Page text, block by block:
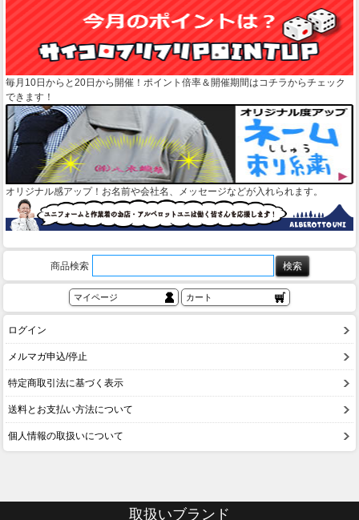
毎月10日からと20日から開催！ポイント倍率＆開催期間はコチラからチェック
できます！
オリジナル感アップ！お名前や会社名、メッセージなどが入れられます。
商品検索
マイページ カート
ログイン
メルマガ申込/停止
特定商取引法に基づく表示
送料とお支払い方法について
個人情報の取扱いについて
取扱いブランド